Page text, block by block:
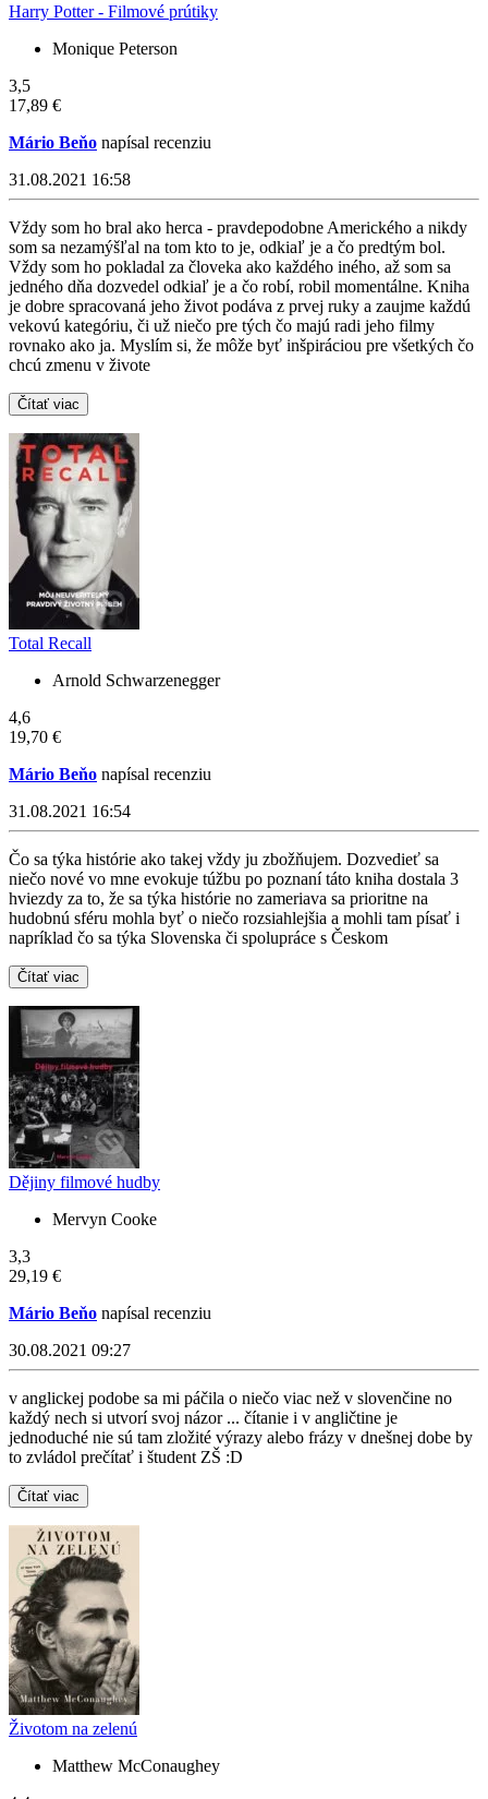
Harry Potter - Filmové prútiky
Monique Peterson
3,5
17,89 €
Mário Beňo napísal recenziu
31.08.2021 16:58
Vždy som ho bral ako herca - pravdepodobne Amerického a nikdy
som sa nezamýšľal na tom kto to je, odkiaľ je a čo predtým bol.
Vždy som ho pokladal za človeka ako každého iného, až som sa
jedného dňa dozvedel odkiaľ je a čo robí, robil momentálne. Kniha
je dobre spracovaná jeho život podáva z prvej ruky a zaujme každú
vekovú kategóriu, či už niečo pre tých čo majú radi jeho filmy
rovnako ako ja. Myslím si, že môže byť inšpiráciou pre všetkých čo
chcú zmenu v živote
Čítať viac
Total Recall
Arnold Schwarzenegger
4,6
19,70 €
Mário Beňo napísal recenziu
31.08.2021 16:54
Čo sa týka histórie ako takej vždy ju zbožňujem. Dozvedieť sa
niečo nové vo mne evokuje túžbu po poznaní táto kniha dostala 3
hviezdy za to, že sa týka histórie no zameriava sa prioritne na
hudobnú sféru mohla byť o niečo rozsiahlejšia a mohli tam písať i
napríklad čo sa týka Slovenska či spolupráce s Českom
Čítať viac
Dějiny filmové hudby
Mervyn Cooke
3,3
29,19 €
Mário Beňo napísal recenziu
30.08.2021 09:27
v anglickej podobe sa mi páčila o niečo viac než v slovenčine no
každý nech si utvorí svoj názor ... čítanie i v angličtine je
jednoduché nie sú tam zložité výrazy alebo frázy v dnešnej dobe by
to zvládol prečítať i študent ZŠ :D
Čítať viac
Životom na zelenú
Matthew McConaughey